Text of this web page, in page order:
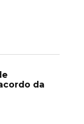
da